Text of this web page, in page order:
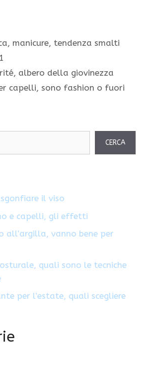
, manicure, tendenza smalti
albero della giovinezza
capelli, sono fashion o fuori
CERCA
il viso
e capelli, gli effetti
all’argilla, vanno bene per
quali sono le tecniche
per l’estate, quali scegliere